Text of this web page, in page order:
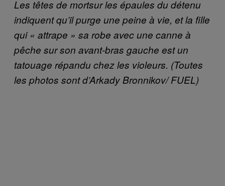
Les têtes de mortsur les épaules du détenu
indiquent qu’il purge une peine à vie, et la fille
qui « attrape » sa robe avec une canne à
pêche sur son avant-bras gauche est un
tatouage répandu chez les violeurs. (Toutes
les photos sont d’Arkady Bronnikov/ FUEL)